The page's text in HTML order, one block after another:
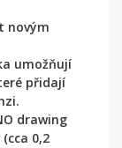
novým
umožňují
přidají
drawing
0,2